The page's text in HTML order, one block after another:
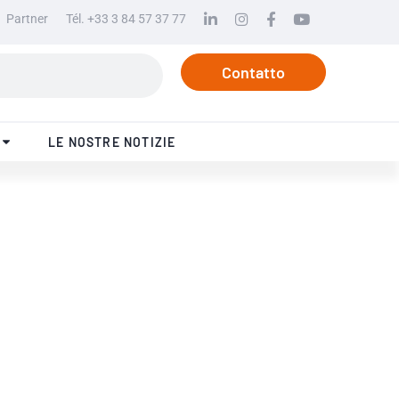
Partner Tél. +33 3 84 57 37 77 LinkedinInstagramFacebookYoutube
Contatto
LE NOSTRE NOTIZIE